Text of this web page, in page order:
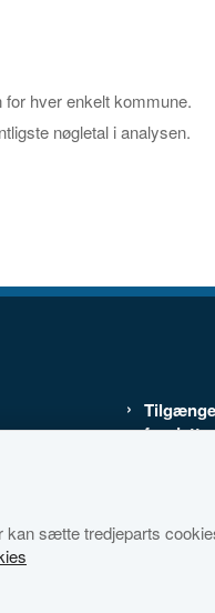
hver enkelt kommune.
nøgletal i analysen.
for dette
sætte tredjeparts